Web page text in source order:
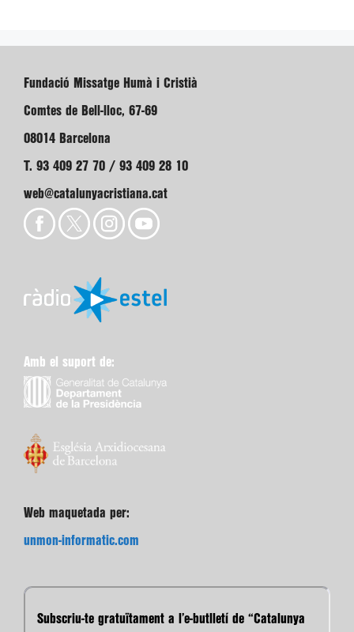
Fundació Missatge Humà i Cristià
Comtes de Bell-lloc, 67-69
08014 Barcelona
T. 93 409 27 70 / 93 409 28 10
web@catalunyacristiana.cat
Amb el suport de:
Web maquetada per:
unmon-informatic.com
Subscriu-te gratuïtament a l’e-butlletí de “Catalunya